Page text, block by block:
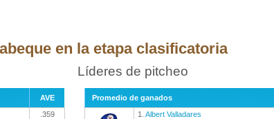
en la etapa clasificatoria
AVE
.359
Líderes de pitcheo
Promedio de ganados
1. Albert Valladares